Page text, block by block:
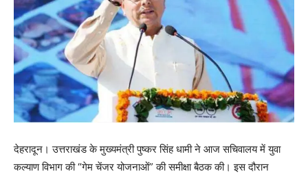
देहरादून। उत्तराखंड के मुख्यमंत्री पुष्कर सिंह धामी ने आज सचिवालय में युवा
कल्याण विभाग की “गेम चेंजर योजनाओं” की समीक्षा बैठक की। इस दौरान